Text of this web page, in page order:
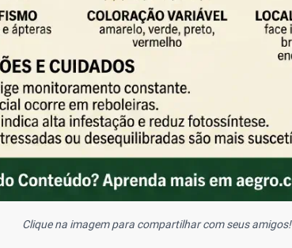
Clique na imagem para compartilhar com seus amigos!